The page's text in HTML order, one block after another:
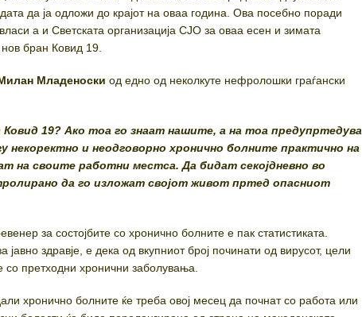
да ја одложи до крајот на оваа година. Ова посебно поради
а и Светската организација СЈО за оваа есен и зимата
бран Ковид 19.
Младеноски од едно од неколкуте нефролошки граѓански
Ковид 19? Ако тоа го знаат нашите, а на тоа предупртедува
и неодговорно хронично болните практично на
на своите работни местса. Да бидат секојдневно во
да го изложат својот живот пртед опасниот
за состојбите со хронично болните е пак статистиката.
здравје, е дека од вкупниот број починати од вирусот, цели
претходни хронични заболувања.
хронично болните ќе треба овој месец да почнат со работа или